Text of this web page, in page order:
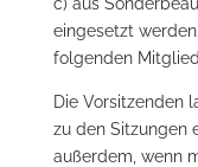
eingesetzt
folgenden
Die Vorsitzenden
zu den Sitzungen
außerdem, wenn